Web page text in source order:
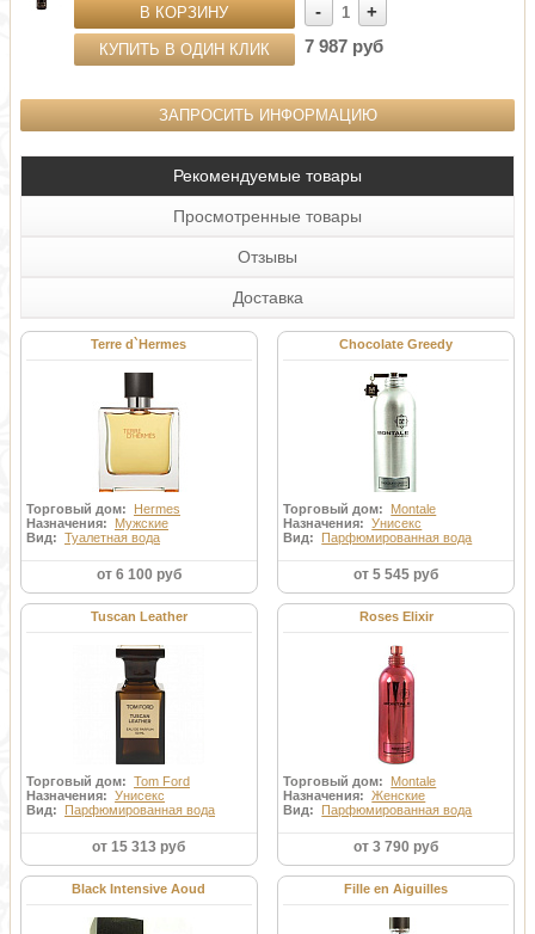
В КОРЗИНУ
КУПИТЬ В ОДИН КЛИК
- 1
+
7 987 руб
ЗАПРОСИТЬ ИНФОРМАЦИЮ
Рекомендуемые товары
Просмотренные товары
Отзывы
Доставка
Terre d`Hermes
Торговый дом: Hermes
Назначения: Мужские
Вид: Туалетная вода
от 6 100 руб
Chocolate Greedy
Торговый дом: Montale
Назначения:Унисекс
Вид: Парфюмированная вода
от 5 545 руб
Tuscan Leather
Торговый дом: Tom Ford
Назначения: Унисекс
Вид: Парфюмированная вода
от 15 313 руб
Roses Elixir
Торговый дом: Montale
Назначения:Женские
Вид: Парфюмированная вода
от 3 790 руб
Black Intensive Aoud Fille en Aiguilles